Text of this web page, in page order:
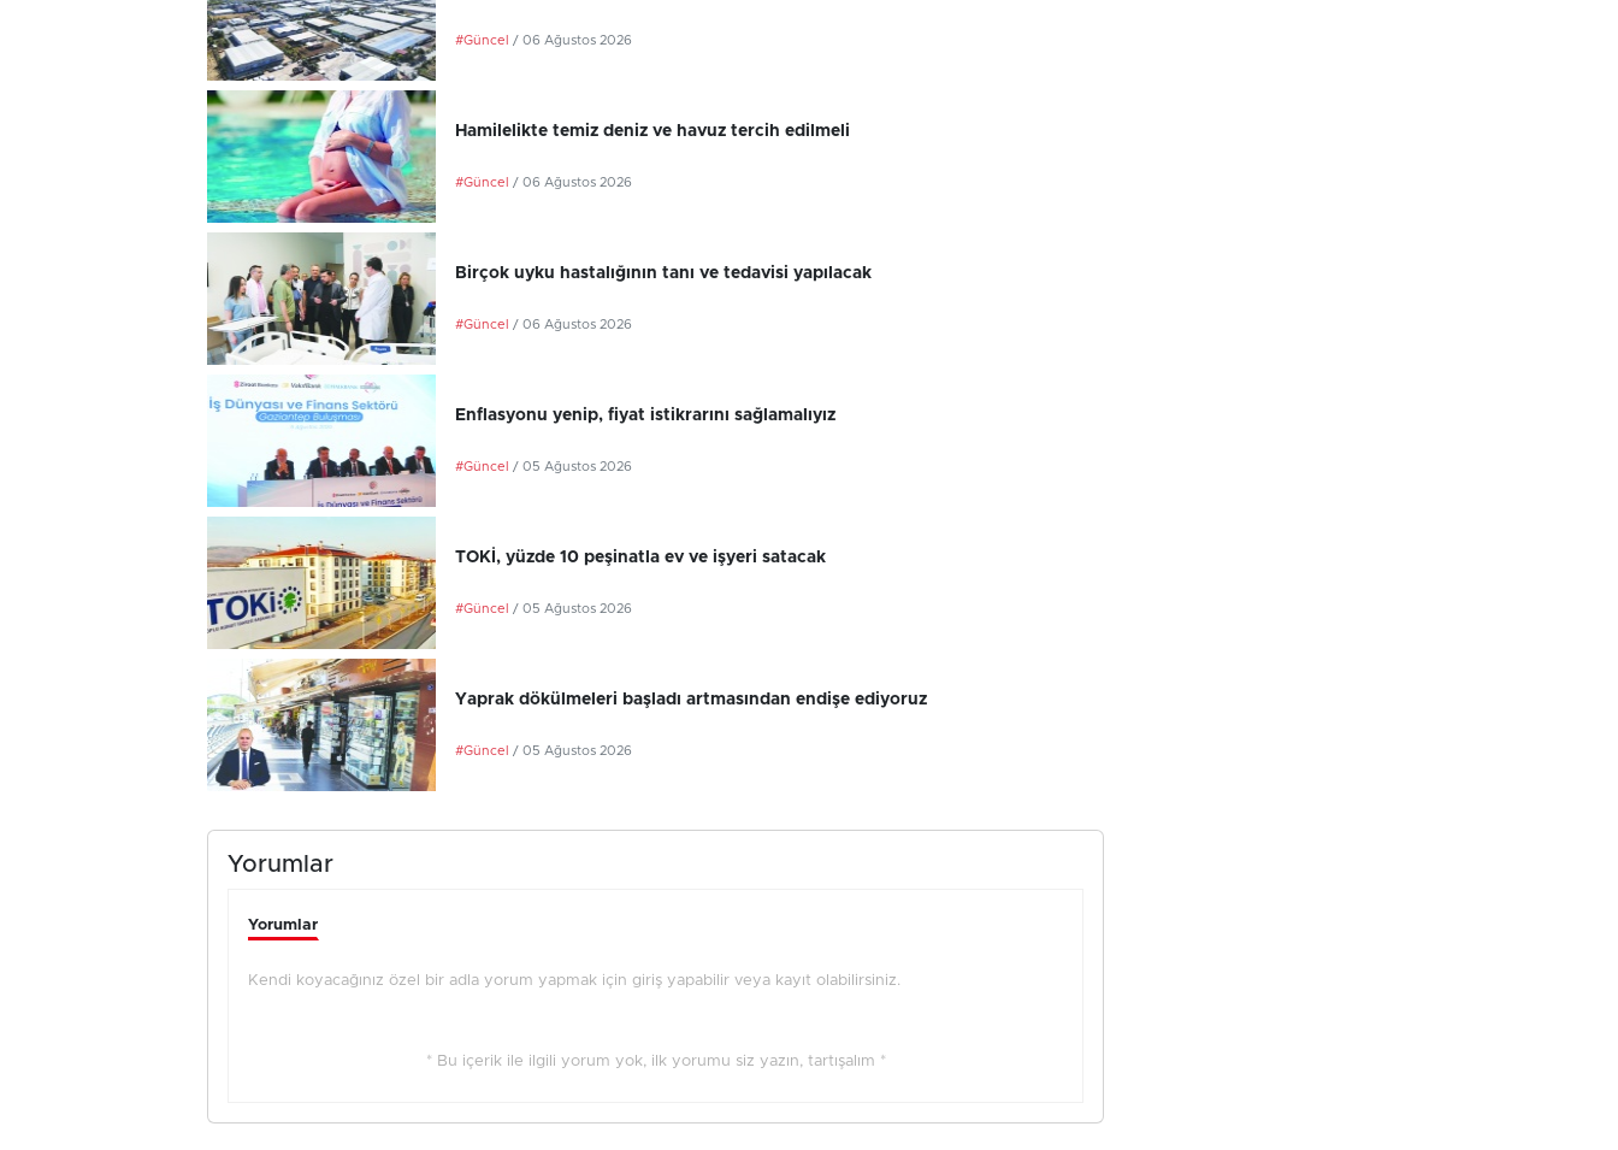
#Güncel / 06 Ağustos 2026
Hamilelikte temiz deniz ve havuz tercih edilmeli
#Güncel / 06 Ağustos 2026
Birçok uyku hastalığının tanı ve tedavisi yapılacak
#Güncel / 06 Ağustos 2026
Enflasyonu yenip, fiyat istikrarını sağlamalıyız
#Güncel / 05 Ağustos 2026
TOKİ, yüzde 10 peşinatla ev ve işyeri satacak
#Güncel / 05 Ağustos 2026
Yaprak dökülmeleri başladı artmasından endişe ediyoruz
#Güncel / 05 Ağustos 2026
Yorumlar
Yorumlar
Kendi koyacağınız özel bir adla yorum yapmak için giriş yapabilir veya kayıt olabilirsiniz.
* Bu içerik ile ilgili yorum yok, ilk yorumu siz yazın, tartışalım *